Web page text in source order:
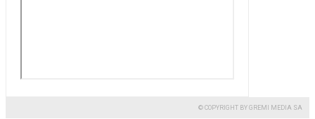
© COPYRIGHT BY GREMI MEDIA SA